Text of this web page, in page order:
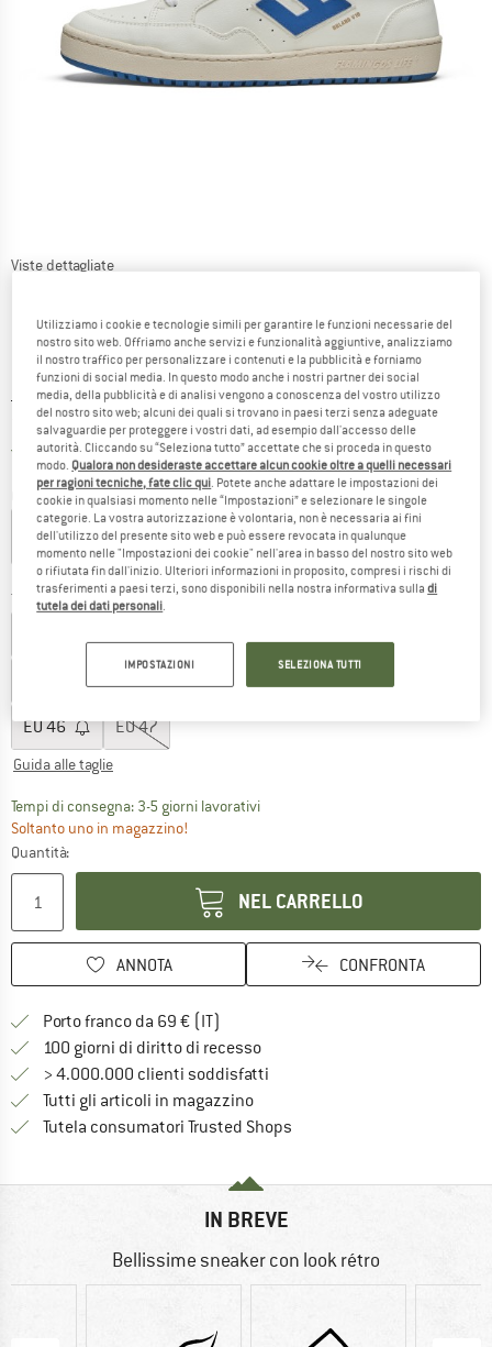
Viste dettagliate
Prezzo originale :
159,95€
Prezzo:
71,98€ incl. IVA
Nessuna spesa di spedizione(IT)Italia. Informazioni sui
Colore:Panna Oxford Blue
55%
Taglia: EU38
EU42 EU43 EU
EU46 EU47
Guida alle taglie
Tempi di consegna: 3-5 giorni lavorativiIl link si apre in una casella
Soltanto uno in magazzino!
Quantità:
NEL CARRELLO
ANNOTA CONFRONTA
Porto franco da 69 € (IT)
100 giorni di diritto di recessoVai alla politica di recesso qui
> 4.000.000 clienti soddisfatti
Tutti gli articoli in magazzino
Tutela consumatori Trusted Shops
IN BREVE
Bellissime sneaker con look rétro
Utilizziamo i cookie e tecnologie simili per garantire le funzioni necessarie del
nostro sito web. Offriamo anche servizi e funzionalità aggiuntive, analizziamo
il nostro traffico per personalizzare i contenuti e la pubblicità e forniamo
funzioni di social media. In questo modo anche i nostri partner dei social
media, della pubblicità e di analisi vengono a conoscenza del vostro utilizzo
del nostro sito web; alcuni dei quali si trovano in paesi terzi senza adeguate
salvaguardie per proteggere i vostri dati, ad esempio dall'accesso delle
autorità. Cliccando su “Seleziona tutto” accettate che si proceda in questo
modo. Qualora non desideraste accettare alcun cookie oltre a quelli necessari
per ragioni tecniche, fate clic qui. Potete anche adattare le impostazioni dei
cookie in qualsiasi momento nelle “Impostazioni” e selezionare le singole
categorie. La vostra autorizzazione è volontaria, non è necessaria ai fini
dell'utilizzo del presente sito web e può essere revocata in qualunque
momento nelle "Impostazioni dei cookie" nell'area in basso del nostro sito web
o rifiutata fin dall'inizio. Ulteriori informazioni in proposito, compresi i rischi di
trasferimenti a paesi terzi, sono disponibili nella nostra informativa sulladi
tutela dei dati personali.
IMPOSTAZIONI SELEZIONA TUTTI